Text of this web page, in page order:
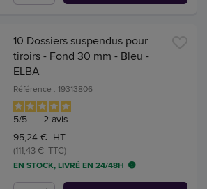
10 Dossiers suspendus pour
tiroirs - Fond 30 mm - Bleu -
ELBA
Référence : 19313806
5/5 - 2 avis
95,24 € HT
(111,43 € TTC)
EN STOCK, LIVRÉ EN 24/48H